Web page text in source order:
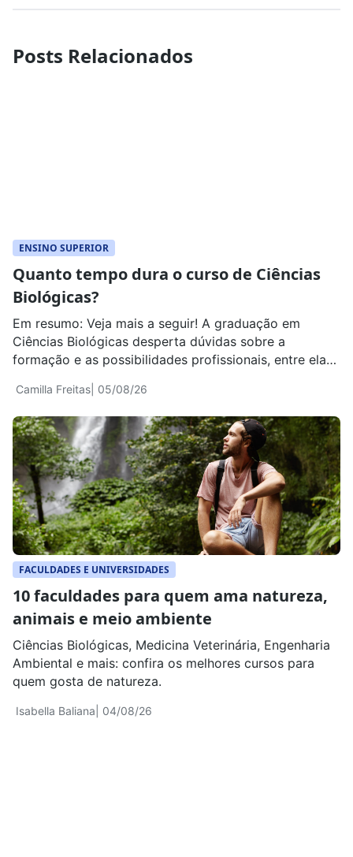
Posts Relacionados
ENSINO SUPERIOR
Quanto tempo dura o curso de Ciências
Biológicas?
Camilla Freitas | 05/08/26
Em resumo: Veja mais a seguir! A graduação em
Ciências Biológicas desperta dúvidas sobre a
formação e as possibilidades profissionais, entre elas
duração do curso, como é a formação e quais
caminhos profissionais podem surgir ajuda a tomar
uma decisão mais consciente. Encontre bolsas de
estudo de até […]
FACULDADES E UNIVERSIDADES
10 faculdades para quem ama natureza,
animais e meio ambiente
Isabella Baliana | 04/08/26
Ciências Biológicas, Medicina Veterinária, Engenharia
Ambiental e mais: confira os melhores cursos para
quem gosta de natureza.